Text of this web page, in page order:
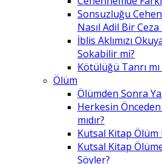
Sonsuzluğu
Nasıl Adil Bir Ceza
İblis Aklımızı
Sokabilir mi?
Kötülüğü Tanrı mı
Ölüm
Ölümden Sonra
Herkesin
mıdır?
Kutsal Kitap Ölüm
Kutsal Kitap
Söyler?